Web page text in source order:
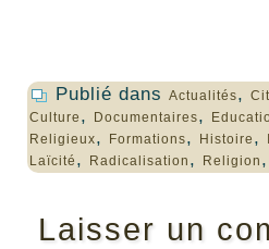
Publié dans Actualités,
Culture , Documentaires,
Religieux, Formations, Histoire ,
Laïcité , Radicalisation , Religion ,
Laisser un